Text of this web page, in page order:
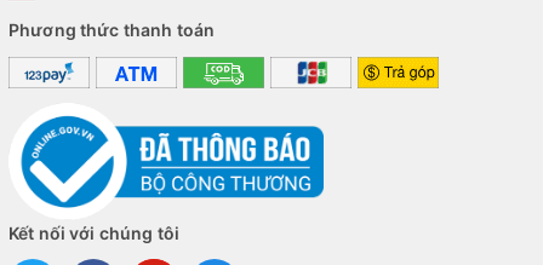
Phương thức thanh toán
Kết nối với chúng tôi